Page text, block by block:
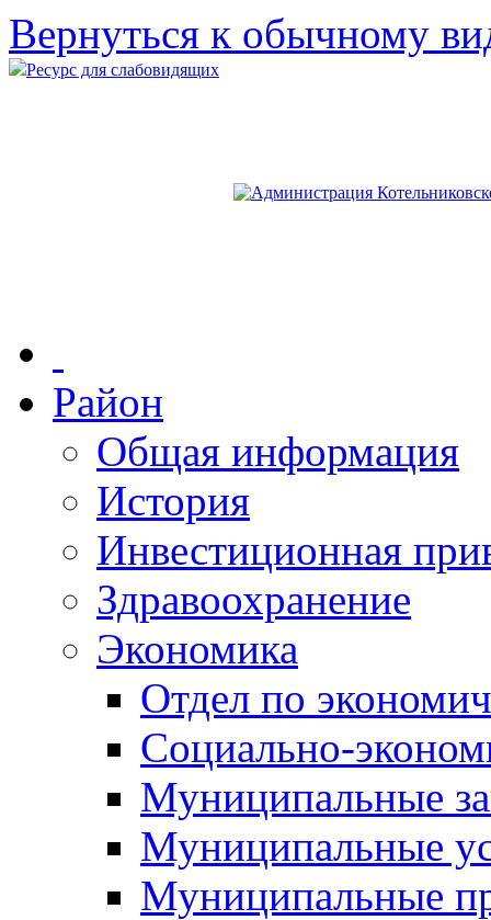
Вернуться к обычному
Ресурс для слабовидящих
Район
Общая информация
История
Инвестиционная
Здравоохранение
Экономика
Отдел по
Социально-
Муниципальные
Муниципальные
Муниципальные